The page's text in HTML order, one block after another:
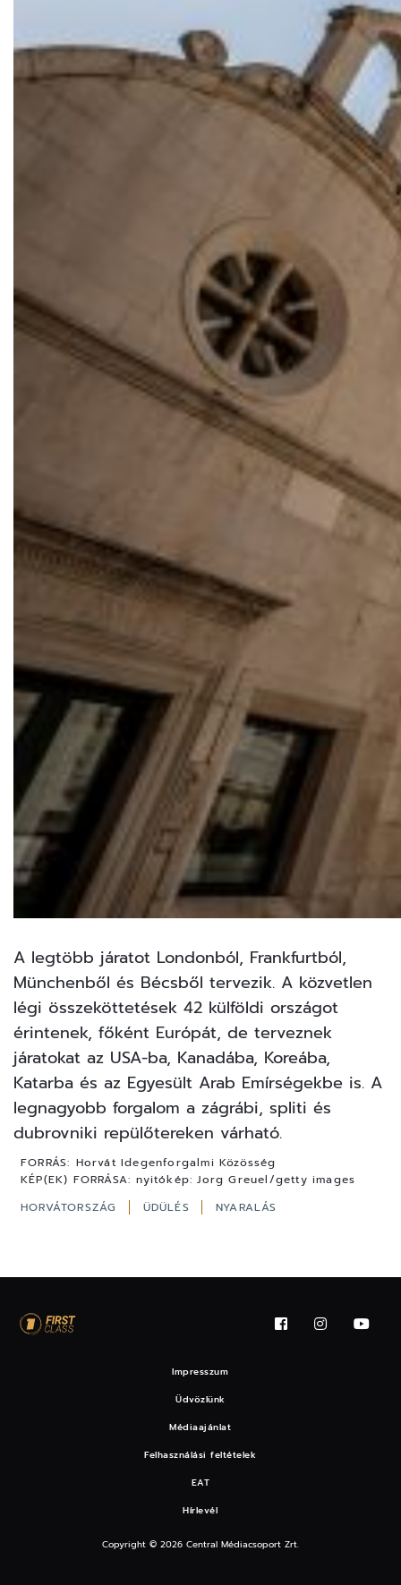
A legtöbb járatot Londonból, Frankfurtból,
Münchenből és Bécsből tervezik. A közvetlen
légi összeköttetések 42 külföldi országot
érintenek, főként Európát, de terveznek
járatokat az USA-ba, Kanadába, Koreába,
Katarba és az Egyesült Arab Emírségekbe is. A
legnagyobb forgalom a zágrábi, spliti és
dubrovniki repülőtereken várható.
FORRÁS: Horvát Idegenforgalmi Közösség
KÉP(EK) FORRÁSA: nyitókép: Jorg Greuel/getty images
HORVÁTORSZÁG
ÜDÜLÉS NYARALÁS
Impresszum
Üdvözlünk
Médiaajánlat
Felhasználási feltételek
EAT
Hírlevél
Copyright © 2026 Central Médiacsoport Zrt.